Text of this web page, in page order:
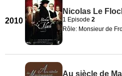
2010
Nicolas Le
1 Episode 2
Rôle: Monsieur de
Au siècle de